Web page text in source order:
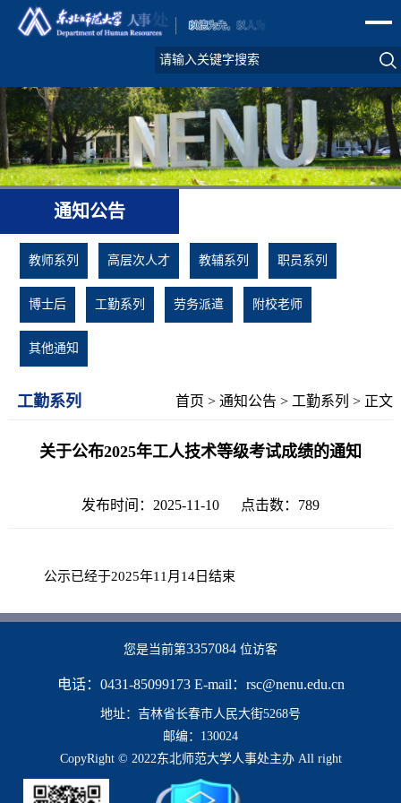
通知公告
教师系列 高层次人才 教辅系列 职员系列
博士后 工勤系列 劳务派遣 附校老师
其他通知
工勤系列 首页 >通知公告 > 工勤系列 > 正文
关于公布2025年工人技术等级考试成绩的通知
发布时间：2025-11-10 点击数： 789
公示已经于2025年11月14日结束
您是当前第3357084 位访客
电话：0431-85099173 E-mail：rsc@nenu.edu.cn
地址：吉林省长春市人民大街5268号
邮编：130024
CopyRight © 2022东北师范大学人事处主办 All right